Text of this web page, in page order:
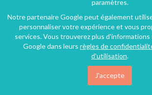
paramètres.
Notre partenaire Google peut également
personnaliser votre expérience et vous
services. Vous trouverez plus d'informations
Google dans leurs règles de
d'utilisation.
J'accepte